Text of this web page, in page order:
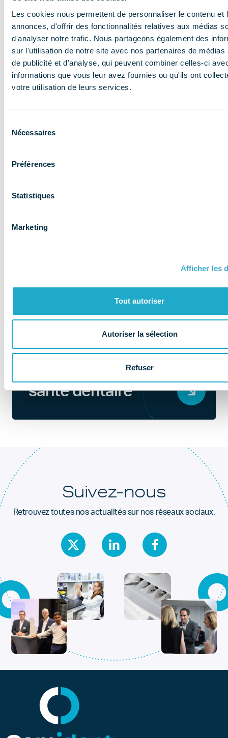
Les cookies nous permettent de personnaliser le contenu et
annonces, d'offrir des fonctionnalités relatives aux médias
d'analyser notre trafic. Nous partageons également des
sur l'utilisation de notre site avec nos partenaires de médias
de publicité et d'analyse, qui peuvent combiner celles-ci
informations que vous leur avez fournies ou qu'ils ont
votre utilisation de leurs services.
Nécessaires
Préférences
Statistiques
Marketing
Afficher les
Tout autoriser
Autoriser la sélection
Refuser
apporte son
entreprises et
QUI SOMMES-NOUS ?
Au coeur de la
santé dentaire
Suivez-nous
Retrouvez toutes nos actualités sur nos réseaux sociaux.